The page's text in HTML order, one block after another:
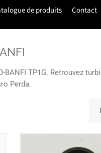
de produits Contact
TP1G. Retrouvez
Perda.